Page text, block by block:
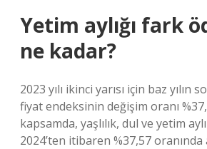
Yetim aylığı fark
ne kadar?
2023 yılı ikinci yarısı için baz yılın
fiyat endeksinin değişim oranı
kapsamda, yaşlılık, dul ve yetim
2024’ten itibaren %37,57 oranında